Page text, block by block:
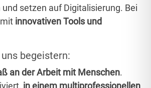
setzen auf Digitalisierung. Bei
innovativen Tools und
begeistern:
an der Arbeit mit Menschen.
in einem multiprofessionellen